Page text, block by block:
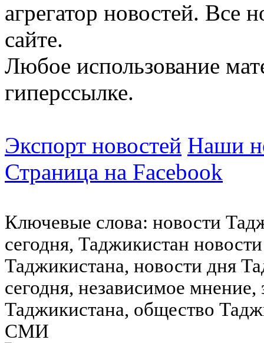
агрегатор новостей. Все
сайте.
Любое использование
гиперссылке.
Экспорт новостей Наши
Страница на Facebook
Ключевые слова: новости
сегодня, Таджикистан
Таджикистана, новости дня
сегодня, независимое
Таджикистана, общество
СМИ